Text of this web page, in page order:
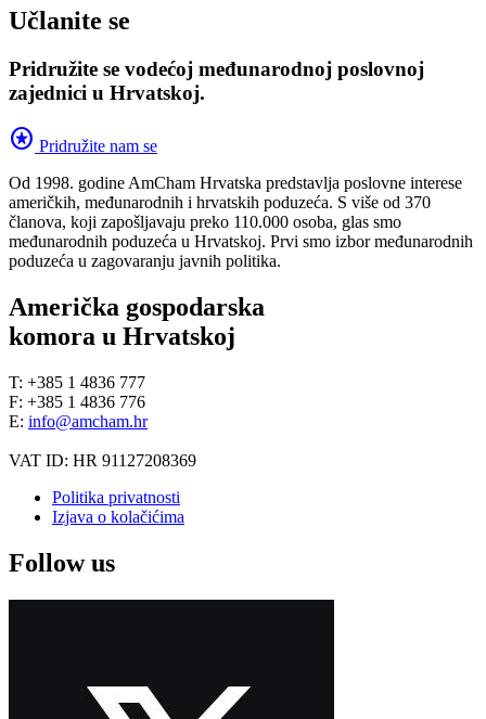
Učlanite se
Pridružite se vodećoj međunarodnoj poslovnoj
zajednici u Hrvatskoj.
stars Pridružite nam se
Od 1998. godine AmCham Hrvatska predstavlja poslovne interese
američkih, međunarodnih i hrvatskih poduzeća. S više od 370
članova, koji zapošljavaju preko 110.000 osoba, glas smo
međunarodnih poduzeća u Hrvatskoj. Prvi smo izbor međunarodnih
poduzeća u zagovaranju javnih politika.
Američka gospodarska
komora u Hrvatskoj
T: +385 1 4836 777
F: +385 1 4836 776
E: info@amcham.hr
VAT ID: HR 91127208369
Politika privatnosti
Izjava o kolačićima
Follow us